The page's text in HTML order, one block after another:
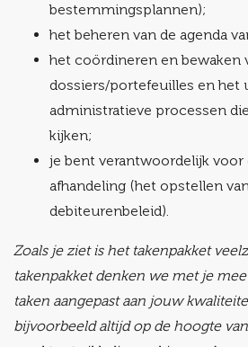
bestemmingsplannen);
het beheren van de agenda
het coördineren en bewaken
dossiers/portefeuilles en het
administratieve processen
kijken;
je bent verantwoordelijk voor
afhandeling (het opstellen
debiteurenbeleid).
Zoals je ziet is het takenpakket
takenpakket denken we met je
taken aangepast aan jouw
bijvoorbeeld altijd op de hoogte